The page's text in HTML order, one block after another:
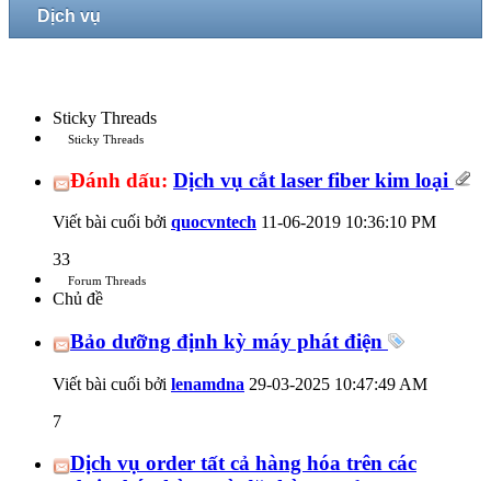
Dịch vụ
Sticky Threads
Sticky Threads
Đánh dấu: Dịch vụ cắt laser fiber kim loại
Viết bài cuối bởi quocvntech 11-06-2019 10:36:10 PM
33
Forum Threads
Chủ đề
Bảo dưỡng định kỳ máy phát điện
Viết bài cuối bởi lenamdna 29-03-2025 10:47:49 AM
7
Dịch vụ order tất cả hàng hóa trên các